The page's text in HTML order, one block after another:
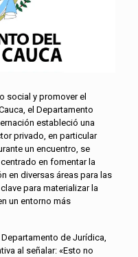
social y promover el
el Departamento
estableció una
privado, en particular
un encuentro, se
en fomentar la
en diversas áreas para las
para materializar la
un entorno más
de Jurídica,
al señalar: «Esto no